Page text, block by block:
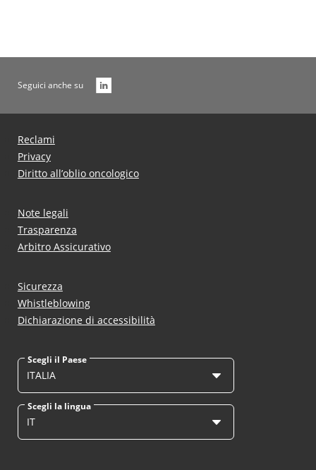
Seguici anche su
Reclami
Privacy
Diritto all’oblio oncologico
Note legali
Trasparenza
Arbitro Assicurativo
Sicurezza
Whistleblowing
Dichiarazione di accessibilità
Scegli il Paese
ITALIA
Scegli la lingua
IT